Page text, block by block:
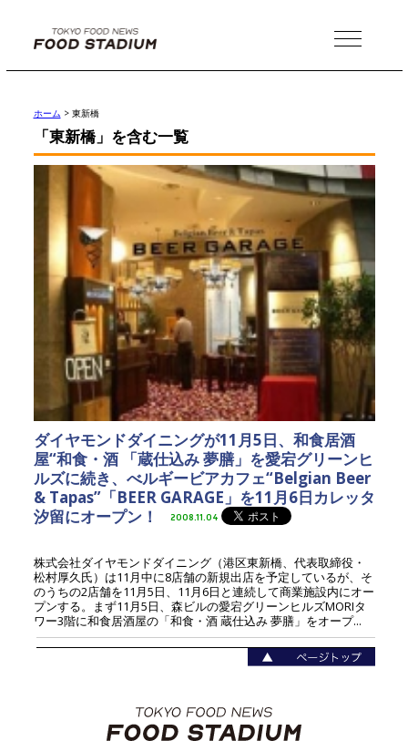
MENU
ホーム > 東新橋
「東新橋」を含む一覧
ダイヤモンドダイニングが11月5日、和食居酒
屋“和食・酒 「蔵仕込み 夢膳」を愛宕グリーンヒ
ルズに続き、べルギービアカフェ“Belgian Beer
& Tapas”「BEER GARAGE」を11月6日カレッタ
汐留にオープン！
2008.11.04
株式会社ダイヤモンドダイニング（港区東新橋、代表取締役・
松村厚久氏）は11月中に8店舗の新規出店を予定しているが、そ
のうちの2店舗を11月5日、11月6日と連続して商業施設内にオー
プンする。まず11月5日、森ビルの愛宕グリーンヒルズMORIタ
ワー3階に和食居酒屋の「和食・酒 蔵仕込み 夢膳」をオープ...